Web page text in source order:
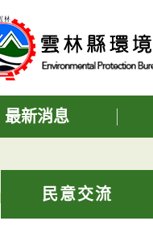
最新消息
民意交流